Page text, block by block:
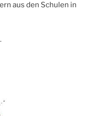
aus den Schulen in